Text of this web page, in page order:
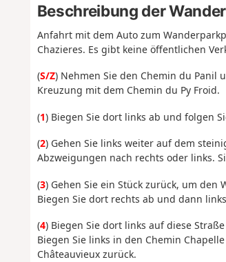
Beschreibung der
Anfahrt mit dem Auto zum
Chazieres. Es gibt keine öffentlichen
(S/Z) Nehmen Sie den Chemin du Panil
Kreuzung mit dem Chemin du Py Froid.
(1) Biegen Sie dort links ab und folgen
(2) Gehen Sie links weiter auf dem
Abzweigungen nach rechts oder links.
(3) Gehen Sie ein Stück zurück, um
Biegen Sie dort rechts ab und dann
(4) Biegen Sie dort links auf diese
Biegen Sie links in den Chemin
Châteauvieux zurück.